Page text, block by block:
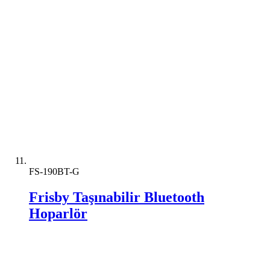
FS-190BT-G
Frisby Taşınabilir Bluetooth
Hoparlör